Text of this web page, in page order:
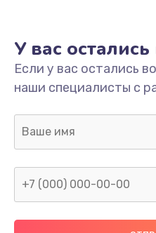
У вас
Если у вас остались
наши специалисты с